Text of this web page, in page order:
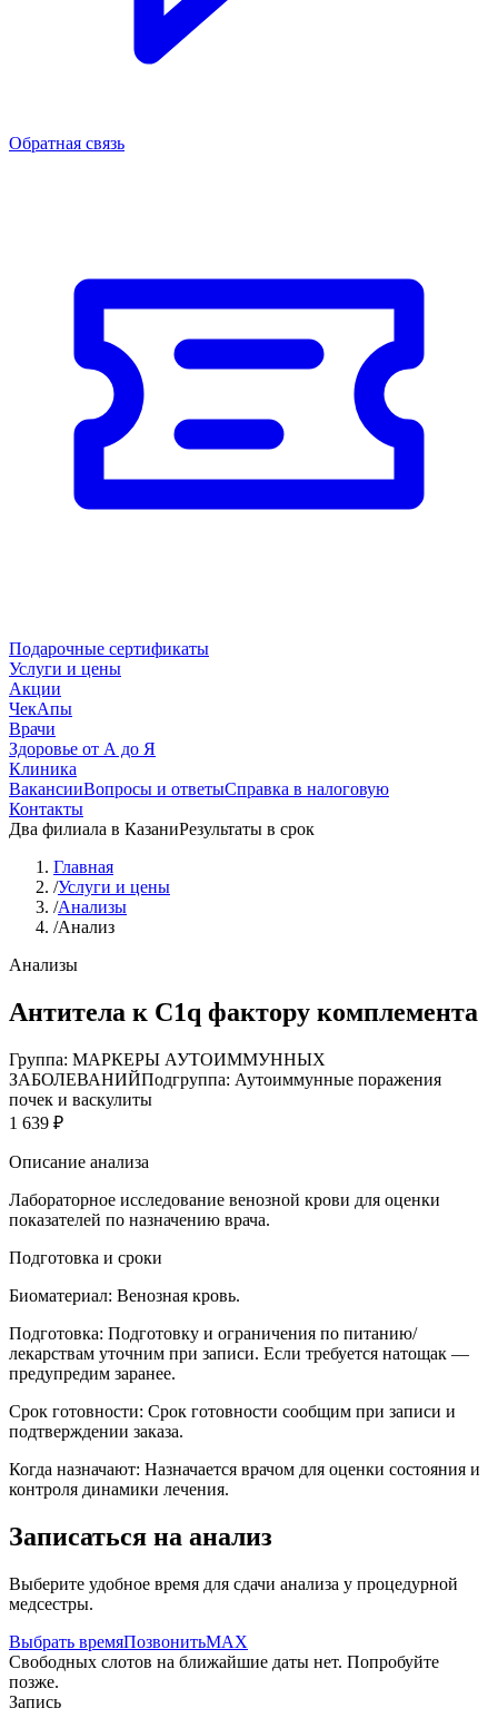
Обратная связь
Подарочные сертификаты
Услуги и цены
Акции
ЧекАпы
Врачи
Здоровье от А до Я
Клиника
ВакансииВопросы и ответыСправка в налоговую
Контакты
Два филиала в КазаниРезультаты в срок
Главная
/Услуги и цены
/Анализы
/Анализ
Анализы
Антитела к С1q фактору комплемента
Группа: МАРКЕРЫ АУТОИММУННЫХ
ЗАБОЛЕВАНИЙПодгруппа: Аутоиммунные поражения
почек и васкулиты
1 639 ₽
Описание анализа
Лабораторное исследование венозной крови для оценки
показателей по назначению врача.
Подготовка и сроки
Биоматериал: Венозная кровь.
Подготовка: Подготовку и ограничения по питанию/
лекарствам уточним при записи. Если требуется натощак —
предупредим заранее.
Срок готовности: Срок готовности сообщим при записи и
подтверждении заказа.
Когда назначают: Назначается врачом для оценки состояния и
контроля динамики лечения.
Записаться на анализ
Выберите удобное время для сдачи анализа у процедурной
медсестры.
Выбрать времяПозвонитьMAX
Свободных слотов на ближайшие даты нет. Попробуйте
позже.
Запись